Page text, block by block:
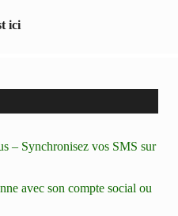
ici
– Synchronisez vos SMS sur
avec son compte social ou